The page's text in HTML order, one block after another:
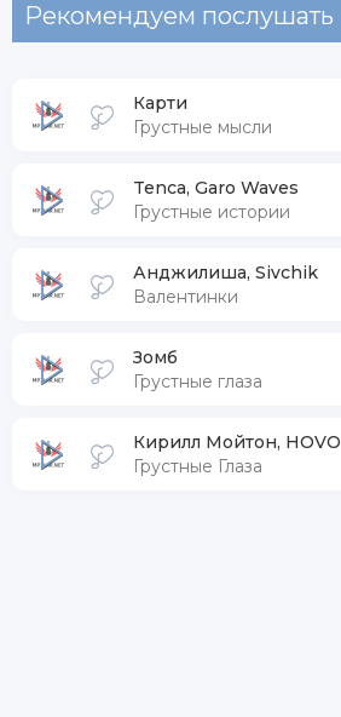
Рекомендуем послушать
Карти
Грустные мысли
Tenca, Garo Waves
Грустные истории
Анджилиша, Sivchik
Валентинки
Зомб
Грустные глаза
Кирилл Мойтон, HOVO
Грустные Глаза